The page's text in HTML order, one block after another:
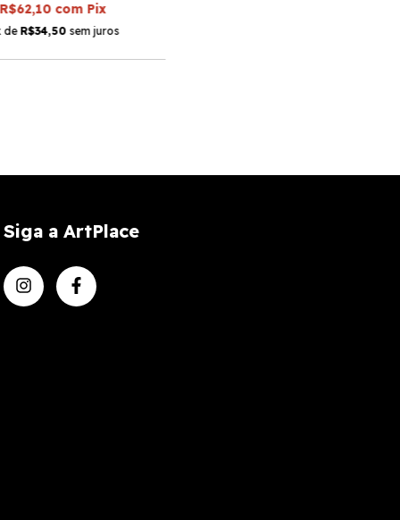
R$62,10 com Pix
de R$34,50 sem juros
Siga a ArtPlace